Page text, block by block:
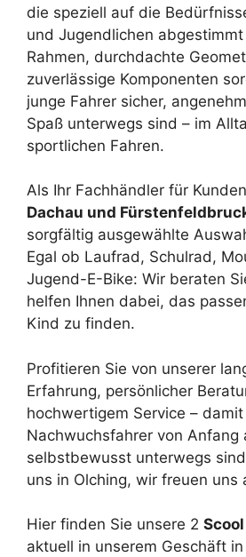
die speziell auf die
und Jugendlichen
Rahmen, durchdachte
zuverlässige Komponenten
junge Fahrer sicher,
Spaß unterwegs sind – im
sportlichen Fahren.
Als Ihr Fachhändler für
Dachau und
sorgfältig ausgewählte
Egal ob Laufrad, Schulrad,
Jugend-E-Bike: Wir beraten
helfen Ihnen dabei, das
Kind zu finden.
Profitieren Sie von unserer
Erfahrung, persönlicher
hochwertigem Service – damit
Nachwuchsfahrer von Anfang
selbstbewusst unterwegs
uns in Olching, wir freuen uns
Hier finden Sie unsere 2 Scool
aktuell in unserem Geschäft